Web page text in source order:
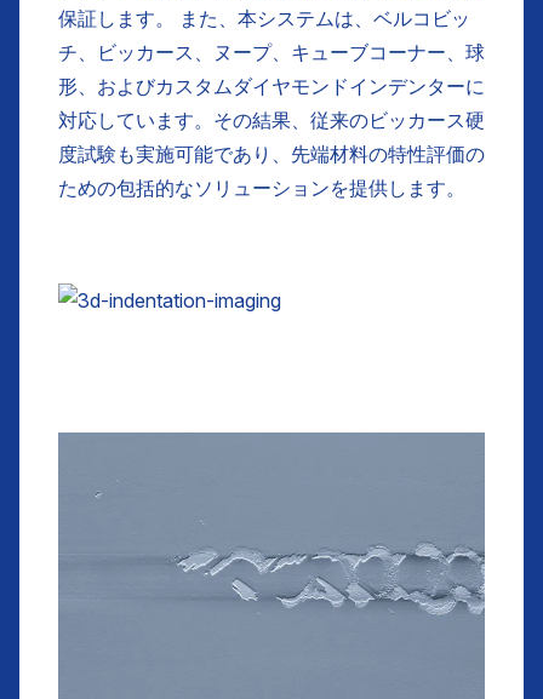
保証します。 また、本システムは、ベルコビッ
チ、ビッカース、ヌープ、キューブコーナー、球
形、およびカスタムダイヤモンドインデンターに
対応しています。その結果、従来のビッカース硬
度試験も実施可能であり、先端材料の特性評価の
ための包括的なソリューションを提供します。